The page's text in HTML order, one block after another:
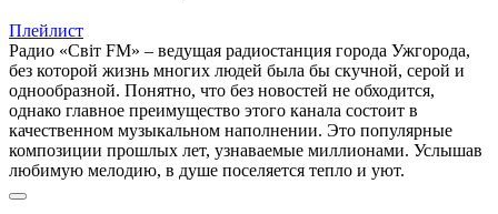
Плейлист
Радио «Світ FM» – ведущая радиостанция города Ужгорода,
без которой жизнь многих людей была бы скучной, серой и
однообразной. Понятно, что без новостей не обходится,
однако главное преимущество этого канала состоит в
качественном музыкальном наполнении. Это популярные
композиции прошлых лет, узнаваемые миллионами. Услышав
любимую мелодию, в душе поселяется тепло и уют.